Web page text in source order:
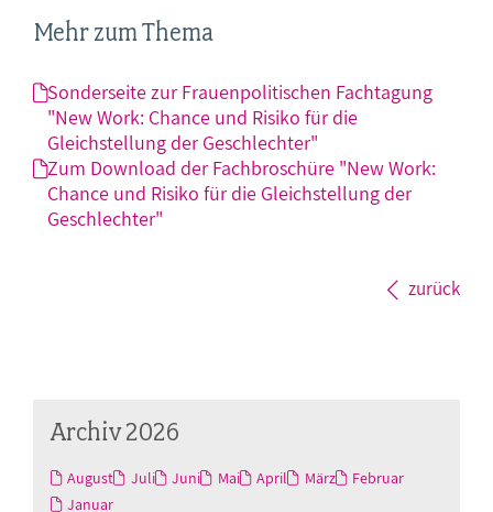
Mehr zum Thema
Sonderseite zur Frauenpolitischen Fachtagung
"New Work: Chance und Risiko für die
Gleichstellung der Geschlechter"
Zum Download der Fachbroschüre "New Work:
Chance und Risiko für die Gleichstellung der
Geschlechter"
zurück
Archiv 2026
August Juli Juni Mai April März
Februar
Januar